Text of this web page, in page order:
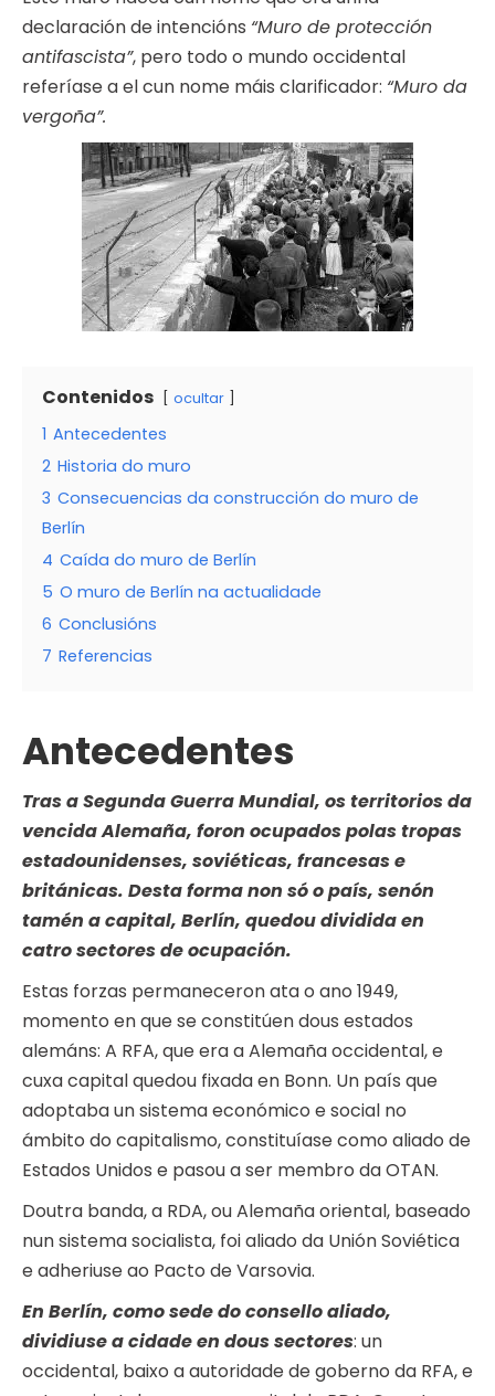
declaración de intencións “Muro de protección
antifascista”, pero todo o mundo occidental
referíase a el cun nome máis clarificador: “Muro da
vergoña”.
Contenidos ocultar
1 Antecedentes
2 Historia do muro
3 Consecuencias da construcción do muro de
Berlín
4 Caída do muro de Berlín
5 O muro de Berlín na actualidade
6 Conclusións
7 Referencias
Antecedentes
Tras a Segunda Guerra Mundial, os territorios da
vencida Alemaña, foron ocupados polas tropas
estadounidenses, soviéticas, francesas e
británicas. Desta forma non só o país, senón
tamén a capital, Berlín, quedou dividida en
catro sectores de ocupación.
Estas forzas permaneceron ata o ano 1949,
momento en que se constitúen dous estados
alemáns: A RFA, que era a Alemaña occidental, e
cuxa capital quedou fixada en Bonn. Un país que
adoptaba un sistema económico e social no
ámbito do capitalismo, constituíase como aliado de
Estados Unidos e pasou a ser membro da OTAN.
Doutra banda, a RDA, ou Alemaña oriental, baseado
nun sistema socialista, foi aliado da Unión Soviética
e adheriuse ao Pacto de Varsovia.
En Berlín, como sede do consello aliado,
dividiuse a cidade en dous sectores: un
occidental, baixo a autoridade de goberno da RFA, e